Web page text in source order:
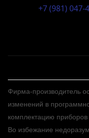
+7 (981) 047-
Фирма-производитель
изменений в
комплектацию приборов
Во избежание